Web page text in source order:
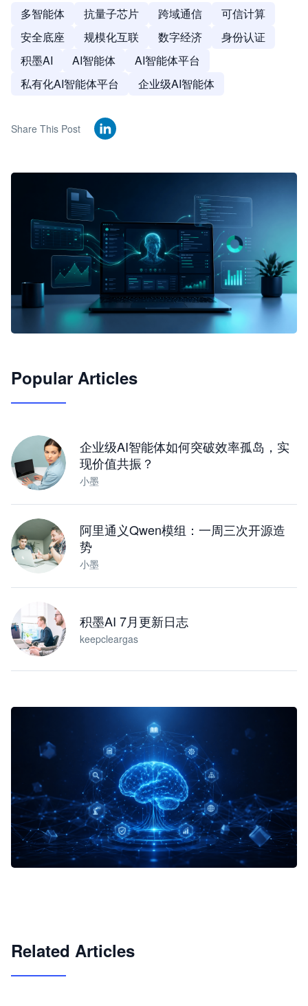
多智能体 抗量子芯片 跨域通信
可信计算
安全底座
规模化互联 数字经济
身份认证
积墨AI
AI智能体
AI智能体平台
私有化AI智能体平台
企业级AI智能体
Share This Post
JimoClaw 桌面 AI Agent 工作台
Popular Articles
企业级AI智能体如何突破效率孤岛，实
现价值共振？
小墨
阿里通义Qwen模组：一周三次开源造
势
小墨
积墨AI 7月更新日志
keepcleargas
Related Articles